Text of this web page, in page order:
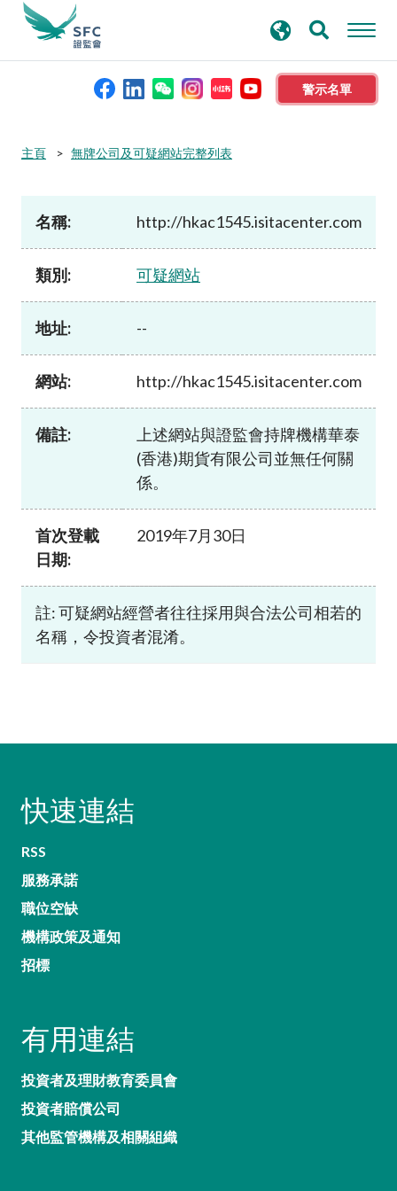
警示名單
本會簡介
規則及標準
資料庫
新聞稿及公布
加入本會
尋
主頁 無牌公司及可疑網站完整列表
名稱: http://hkac1545.isitacenter.com
類別: 可疑網站
地址: --
網站: http://hkac1545.isitacenter.com
備註:
上述網站與證監會持牌機構華泰
(香港)期貨有限公司並無任何關
係。
首次登載
日期:
2019年7月30日
註: 可疑網站經營者往往採用與合法公司相若的
名稱，令投資者混淆。
快速連結
RSS
服務承諾
職位空缺
機構政策及通知
招標
有用連結
投資者及理財教育委員會
投資者賠償公司
其他監管機構及相關組織